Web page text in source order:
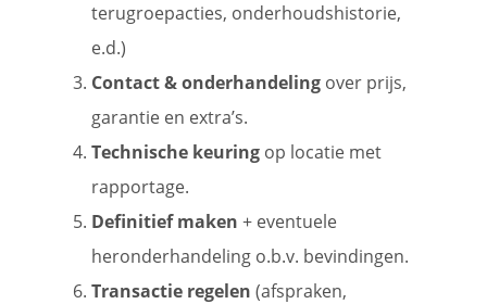
terugroepacties, onderhoudshistorie,
e.d.)
Contact & onderhandeling over prijs,
garantie en extra’s.
Technische keuring op locatie met
rapportage.
Definitief maken + eventuele
heronderhandeling o.b.v. bevindingen.
Transactie regelen (afspraken,